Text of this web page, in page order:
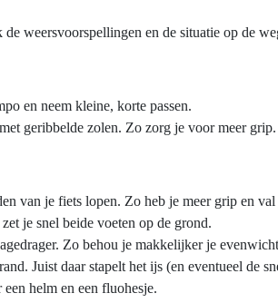
weersvoorspellingen en de situatie op de
en neem kleine, korte passen.
geribbelde zolen. Zo zorg je voor meer grip.
van je fiets lopen. Zo heb je meer grip en
je snel beide voeten op de grond.
Zo behou je makkelijker je
Juist daar stapelt het ijs (en eventueel de
helm en een fluohesje.